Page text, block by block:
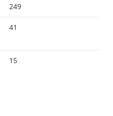
249
41
15